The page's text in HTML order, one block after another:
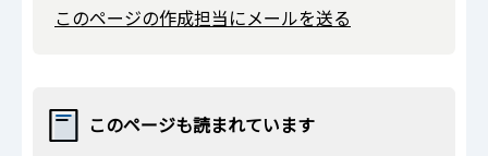
このページの作成担当にメールを送る
このページも読まれています